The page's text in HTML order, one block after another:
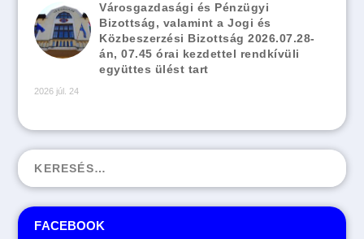
FACEBOOK
Városgazdasági és Pénzügyi
Bizottság, valamint a Jogi és
Közbeszerzési Bizottság 2026.07.28-
án, 07.45 órai kezdettel rendkívüli
együttes ülést tart
2026 júl. 24